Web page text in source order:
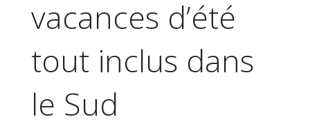
vacances d’été
tout inclus dans
le Sud